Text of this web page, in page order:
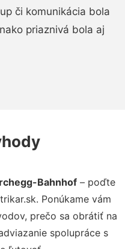
či komunikácia bola
priaznivá bola aj
Bahnhof – poďte
Ponúkame vám
prečo sa obrátiť na
spolupráce s